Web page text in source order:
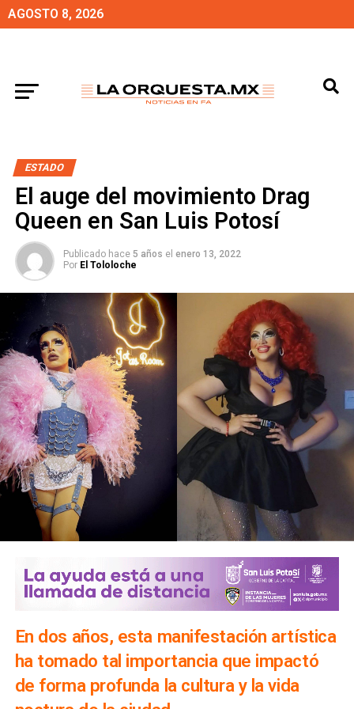
AGOSTO 8, 2026
ESTADO
El auge del movimiento Drag
Queen en San Luis Potosí
Publicado hace 5 años el enero 13, 2022
Por El Tololoche
En dos años, esta manifestación artística
ha tomado tal importancia que impactó
de forma profunda la cultura y la vida